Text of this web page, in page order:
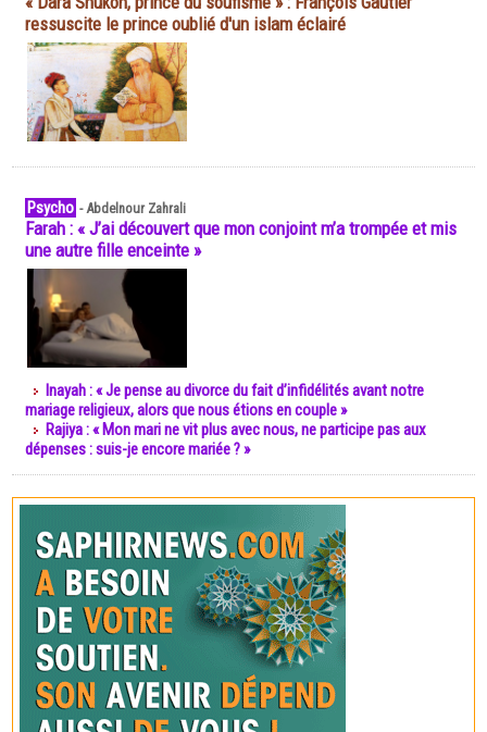
ressuscite le prince oublié d'un islam éclairé
Psycho -Abdelnour Zahrali
Farah : « J’ai découvert que mon conjoint m’a trompée et mis
une autre fille enceinte »
Inayah : « Je pense au divorce du fait d’infidélités avant notre
mariage religieux, alors que nous étions en couple »
Rajiya : « Mon mari ne vit plus avec nous, ne participe pas aux
dépenses : suis-je encore mariée ? »